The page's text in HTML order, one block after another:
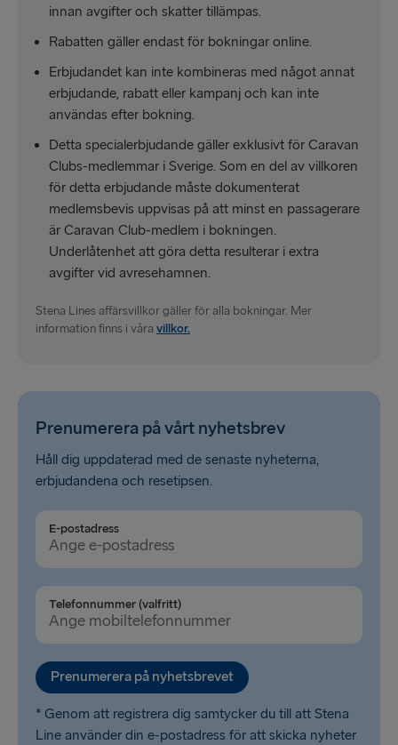
innan avgifter och skatter tillämpas.
Rabatten gäller endast för bokningar online.
Erbjudandet kan inte kombineras med något annat
erbjudande, rabatt eller kampanj och kan inte
användas efter bokning.
Detta specialerbjudande gäller exklusivt för Caravan
Clubs-medlemmar i Sverige. Som en del av villkoren
för detta erbjudande måste dokumenterat
medlemsbevis uppvisas på att minst en passagerare
är Caravan Club-medlem i bokningen.
Underlåtenhet att göra detta resulterar i extra
avgifter vid avresehamnen.
Stena Lines affärsvillkor gäller för alla bokningar. Mer
information finns i våra villkor.
Prenumerera på vårt nyhetsbrev
Håll dig uppdaterad med de senaste nyheterna,
erbjudandena och resetipsen.
E-postadress
Telefonnummer (valfritt)
Prenumerera på nyhetsbrevet
* Genom att registrera dig samtycker du till att Stena
Line använder din e-postadress för att skicka nyheter